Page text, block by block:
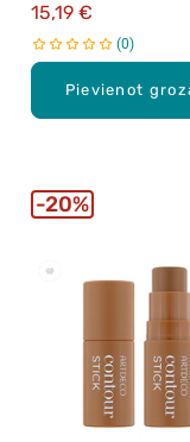
Pievienot
15,19 €
0
20%